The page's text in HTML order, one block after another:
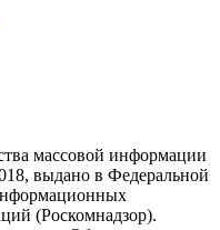
массовой информации
выдано в Федеральной
(Роскомнадзор).